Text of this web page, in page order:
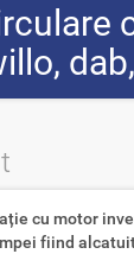
cu motor
fiind